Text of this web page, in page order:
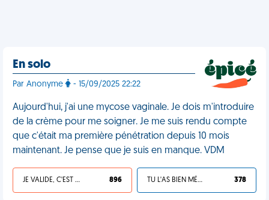
En solo
Par Anonyme - 15/09/2025 22:22
Aujourd'hui, j'ai une mycose vaginale. Je dois m'introduire
de la crème pour me soigner. Je me suis rendu compte
que c'était ma première pénétration depuis 10 mois
maintenant. Je pense que je suis en manque. VDM
JE VALIDE, C'EST UNE VDM 896 TU L'AS BIEN MÉRITÉ 378